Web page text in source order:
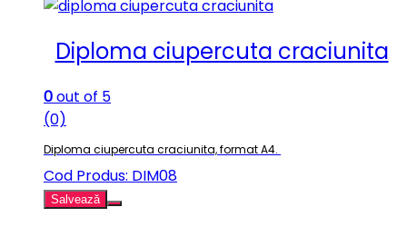
Diploma ciupercuta craciunita
0out of 5
(0)
Diploma ciupercuta craciunita, format A4.
Cod Produs: DIM08
Salvează